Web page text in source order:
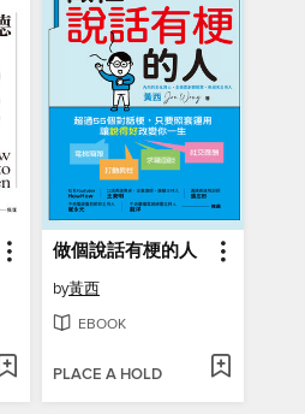
做個說話有梗的人
by黃西
EBOOK
PLACE A HOLD